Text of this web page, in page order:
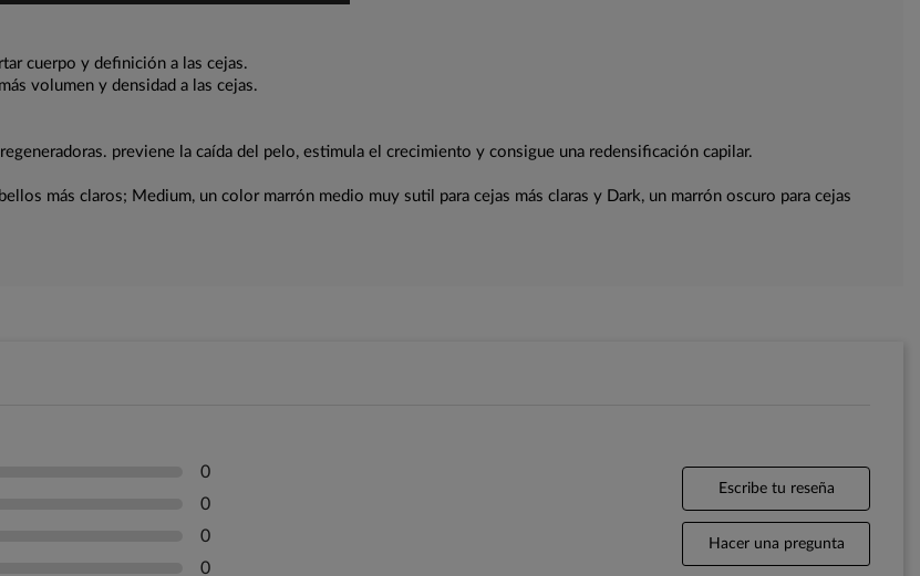
cuerpo y definición a las cejas.
volumen y densidad a las cejas.
previene la caída del pelo, estimula el crecimiento y consigue una redensificación capilar.
más claros; Medium, un color marrón medio muy sutil para cejas más claras y Dark, un marrón oscuro para cejas
0
0
0
0
Escribe tu reseña
Hacer una pregunta